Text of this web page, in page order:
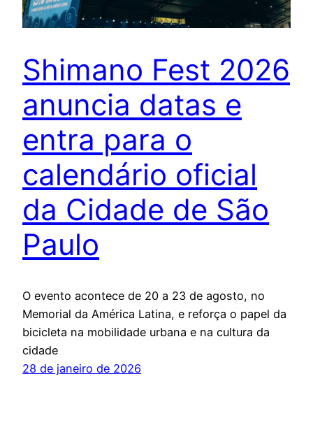
Shimano Fest 2026
anuncia datas e
entra para o
calendário oficial
da Cidade de São
Paulo
O evento acontece de 20 a 23 de agosto, no
Memorial da América Latina, e reforça o papel da
bicicleta na mobilidade urbana e na cultura da
cidade
28 de janeiro de 2026